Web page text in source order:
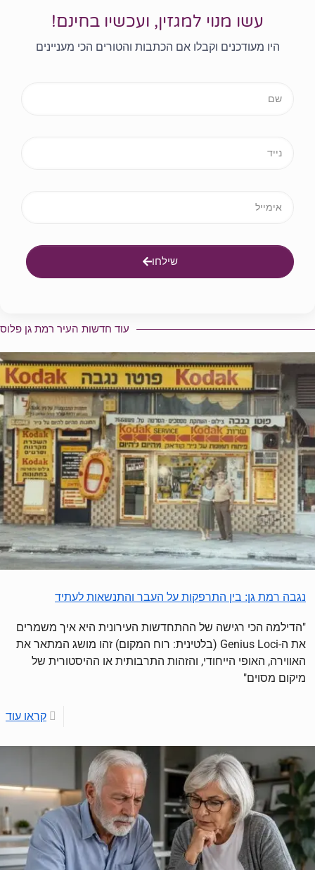
עשו מנוי למגזין, ועכשיו בחינם!
היו מעודכנים וקבלו אם הכתבות והטורים הכי מעניינים
שילחו
עוד חדשות העיר רמת גן פלוס​
נגבה רמת גן: בין התרפקות על העבר והתנשאות לעתיד
"הדילמה הכי רגישה של ההתחדשות העירונית היא איך משמרים
את ה-Genius Loci (בלטינית: רוח המקום) זהו מושג המתאר את
האווירה, האופי הייחודי, והזהות התרבותית או ההיסטורית של
מיקום מסוים"
קראו עוד